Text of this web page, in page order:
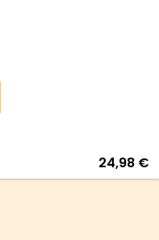
24,98 €